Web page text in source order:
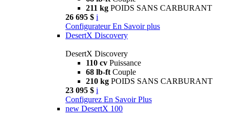
211 kg POIDS SANS CARBURANT
26 695 $ i
Configurateur En Savoir plus
DesertX Discovery
DesertX Discovery
110 cv Puissance
68 lb-ft Couple
210 kg POIDS SANS CARBURANT
23 095 $ i
Configurez En Savoir Plus
new DesertX 100